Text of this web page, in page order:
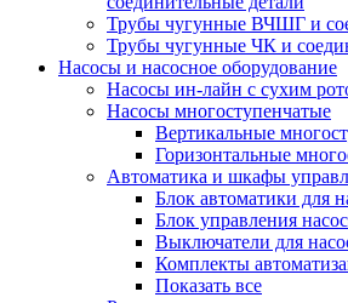
Трубы чугунные ВЧШГ и
Трубы чугунные ЧК и
Насосы и насосное оборудование
Насосы ин-лайн с сухим
Насосы многоступенчатые
Вертикальные
Горизонтальные
Автоматика и шкафы
Блок автоматики для
Блок управления
Выключатели для
Комплекты
Показать все